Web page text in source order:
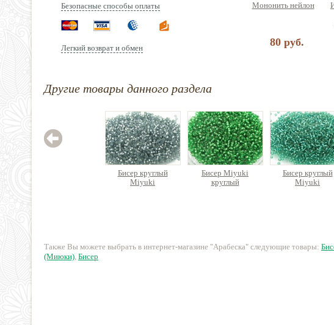
Безопасные способы оплаты
Легкий возврат и обмен
Мононить нейлон
80 руб.
Другие товары данного раздела
Бисер круглый
Miyuki
Бисер Miyuki
круглый
Бисер круглый
Miyuki
Также Вы можете выбрать в интернет-магазине "Арабеска" следующие товары:
(Миюки), Бисер